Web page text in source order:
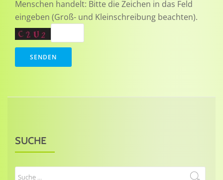
Menschen handelt: Bitte die Zeichen in das Feld
eingeben (Groß- und Kleinschreibung beachten).
SUCHE